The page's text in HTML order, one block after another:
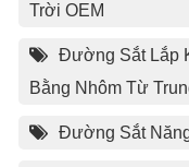
Trời OEM
Đường Sắt Lắp
Bằng Nhôm Từ
Đường Sắt